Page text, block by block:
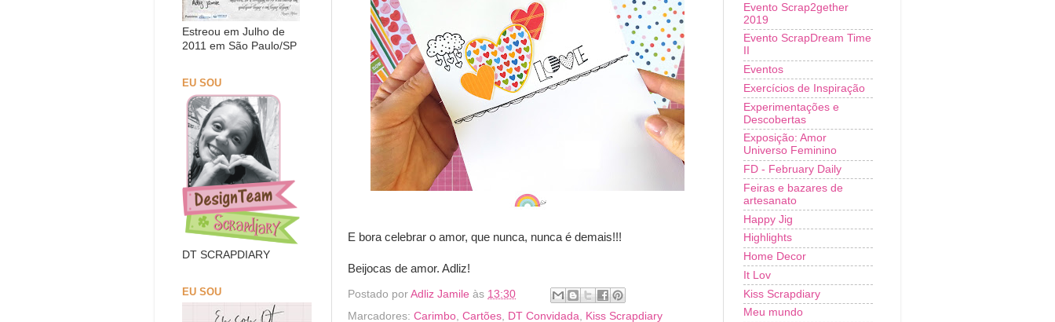
E bora celebrar o amor, que nunca, nunca é demais!!!
Beijocas de amor. Adliz!
Postado por Adliz Jamile às 13:30
Marcadores: Carimbo Cartões DT Convidada Kiss Scrapdiary
Estreou em Julho de
2011 em São Paulo/SP
EU SOU
DT SCRAPDIARY
EU SOU
Evento Scrap2gether
2019
Evento ScrapDream Time
Eventos
Exercícios de Inspiração
Experimentações e
Descobertas
Exposição: Amor
Universo Feminino
FD - February Daily
Feiras e bazares de
artesanato
Happy Jig
Highlights
Home Decor
It Lov
Kiss Scrapdiary
Meu mundo